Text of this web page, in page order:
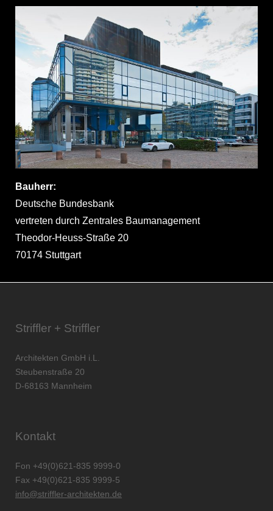
Bauherr:
Deutsche Bundesbank
vertreten durch Zentrales Baumanagement
Theodor-Heuss-Straße 20
70174 Stuttgart
Striffler + Striffler
Architekten GmbH i.L.
Steubenstraße 20
D-68163 Mannheim
Kontakt
Fon +49(0)621-835 9999-0
Fax +49(0)621-835 9999-5
info@striffler-architekten.de